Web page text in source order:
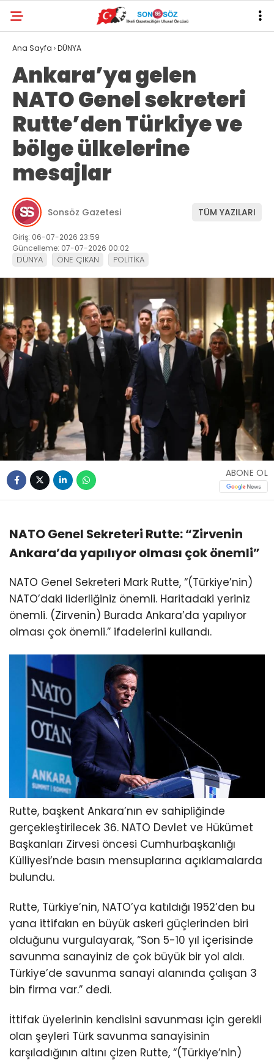
Ana Sayfa ›DÜNYA
Ankara’ya gelen
NATO Genel sekreteri
Rutte’den Türkiye ve
bölge ülkelerine
mesajlar
Sonsöz Gazetesi TÜM YAZILARI
Giriş: 06-07-2026 23:59
Güncelleme: 07-07-2026 00:02
DÜNYA ÖNE ÇIKAN POLİTİKA
ABONE OL
NATO Genel Sekreteri Rutte: “Zirvenin
Ankara’da yapılıyor olması çok önemli”
NATO Genel Sekreteri Mark Rutte, “(Türkiye’nin)
NATO’daki liderliğiniz önemli. Haritadaki yeriniz
önemli. (Zirvenin) Burada Ankara’da yapılıyor
olması çok önemli.” ifadelerini kullandı.
Rutte, başkent Ankara’nın ev sahipliğinde
gerçekleştirilecek 36.⁠ ⁠NATO Devlet ve Hükümet
Başkanları Zirvesi öncesi Cumhurbaşkanlığı
Külliyesi’nde basın mensuplarına açıklamalarda
bulundu.
Rutte, Türkiye’nin, NATO’ya katıldığı 1952’den bu
yana ittifakın en büyük askeri güçlerinden biri
olduğunu vurgulayarak, “Son 5-10 yıl içerisinde
savunma sanayiniz de çok büyük bir yol aldı.
Türkiye’de savunma sanayi alanında çalışan 3
bin firma var.” dedi.
İttifak üyelerinin kendisini savunması için gerekli
olan şeyleri Türk savunma sanayisinin
karşıladığının altını çizen Rutte, “(Türkiye’nin)